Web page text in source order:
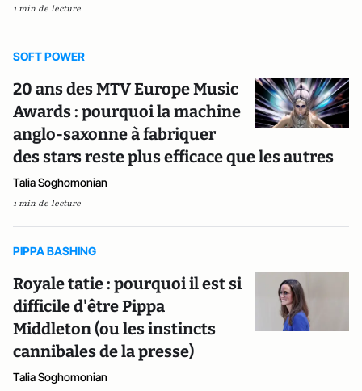
1 min de lecture
SOFT POWER
20 ans des MTV Europe Music
Awards : pourquoi la machine
anglo-saxonne à fabriquer
des stars reste plus efficace que les autres
Talia Soghomonian
1 min de lecture
PIPPA BASHING
Royale tatie : pourquoi il est si
difficile d'être Pippa
Middleton (ou les instincts
cannibales de la presse)
Talia Soghomonian